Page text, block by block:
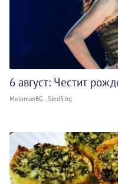
6 август: Честит
MelomanBG - Sled5.bg